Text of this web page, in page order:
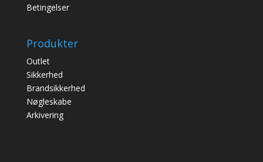
Betingelser
Produkter
Outlet
Sikkerhed
Brandsikkerhed
Nøgleskabe
Arkivering